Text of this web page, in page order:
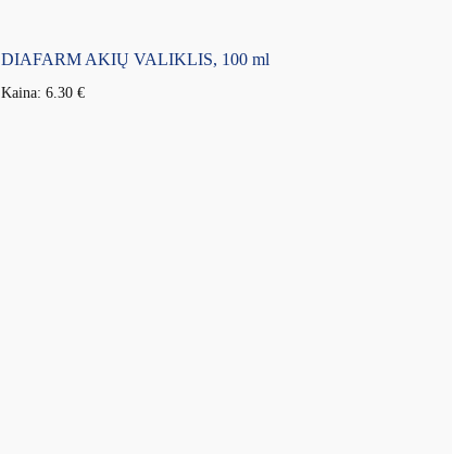
DIAFARM AKIŲ VALIKLIS, 100 ml
Kaina:6.30€